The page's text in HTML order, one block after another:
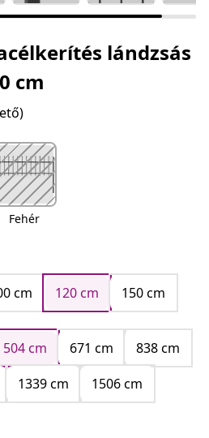
lándzsás
cm
Fehér
cm 120 cm
150 cm
504 cm 671 cm
838 cm
1339 cm
1506 cm